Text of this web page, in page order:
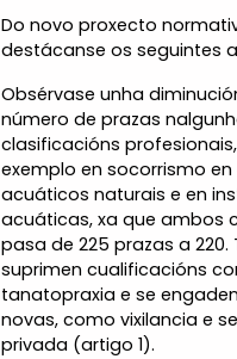
Do novo proxecto
destácanse os seguintes
Obsérvase unha
número de prazas
clasificacións
exemplo en socorrismo en
acuáticos naturais e en
acuáticas, xa que ambos
pasa de 225 prazas a 220.
suprimen cualificacións
tanatopraxia e se
novas, como vixilancia e
privada (artigo 1).